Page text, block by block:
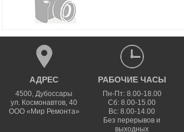
АДРЕС
4500,Дубоссары
ул. Космонавтов, 40
ООО «Мир Ремонта»
РАБОЧИЕ ЧАСЫ
Пн-Пт: 8.00-18.00
Сб: 8.00-15.00
Вс: 8.00-14.00
Без перерывов и
выходных